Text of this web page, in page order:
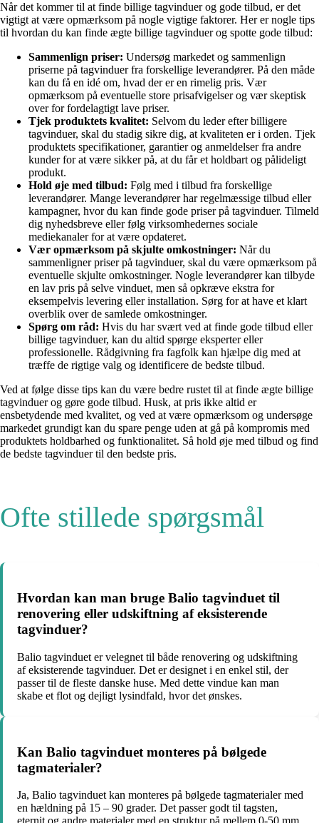
Når det kommer til at finde billige tagvinduer og gode tilbud, er det
vigtigt at være opmærksom på nogle vigtige faktorer. Her er nogle tips
til hvordan du kan finde ægte billige tagvinduer og spotte gode tilbud:
Sammenlign priser: Undersøg markedet og sammenlign
priserne på tagvinduer fra forskellige leverandører. På den måde
kan du få en idé om, hvad der er en rimelig pris. Vær
opmærksom på eventuelle store prisafvigelser og vær skeptisk
over for fordelagtigt lave priser.
Tjek produktets kvalitet: Selvom du leder efter billigere
tagvinduer, skal du stadig sikre dig, at kvaliteten er i orden. Tjek
produktets specifikationer, garantier og anmeldelser fra andre
kunder for at være sikker på, at du får et holdbart og pålideligt
produkt.
Hold øje med tilbud: Følg med i tilbud fra forskellige
leverandører. Mange leverandører har regelmæssige tilbud eller
kampagner, hvor du kan finde gode priser på tagvinduer. Tilmeld
dig nyhedsbreve eller følg virksomhedernes sociale
mediekanaler for at være opdateret.
Vær opmærksom på skjulte omkostninger: Når du
sammenligner priser på tagvinduer, skal du være opmærksom på
eventuelle skjulte omkostninger. Nogle leverandører kan tilbyde
en lav pris på selve vinduet, men så opkræve ekstra for
eksempelvis levering eller installation. Sørg for at have et klart
overblik over de samlede omkostninger.
Spørg om råd: Hvis du har svært ved at finde gode tilbud eller
billige tagvinduer, kan du altid spørge eksperter eller
professionelle. Rådgivning fra fagfolk kan hjælpe dig med at
træffe de rigtige valg og identificere de bedste tilbud.
Ved at følge disse tips kan du være bedre rustet til at finde ægte billige
tagvinduer og gøre gode tilbud. Husk, at pris ikke altid er
ensbetydende med kvalitet, og ved at være opmærksom og undersøge
markedet grundigt kan du spare penge uden at gå på kompromis med
produktets holdbarhed og funktionalitet. Så hold øje med tilbud og find
de bedste tagvinduer til den bedste pris.
Ofte stillede spørgsmål
Hvordan kan man bruge Balio tagvinduet til
renovering eller udskiftning af eksisterende
tagvinduer?
Balio tagvinduet er velegnet til både renovering og udskiftning
af eksisterende tagvinduer. Det er designet i en enkel stil, der
passer til de fleste danske huse. Med dette vindue kan man
skabe et flot og dejligt lysindfald, hvor det ønskes.
Kan Balio tagvinduet monteres på bølgede
tagmaterialer?
Ja, Balio tagvinduet kan monteres på bølgede tagmaterialer med
en hældning på 15 – 90 grader. Det passer godt til tagsten,